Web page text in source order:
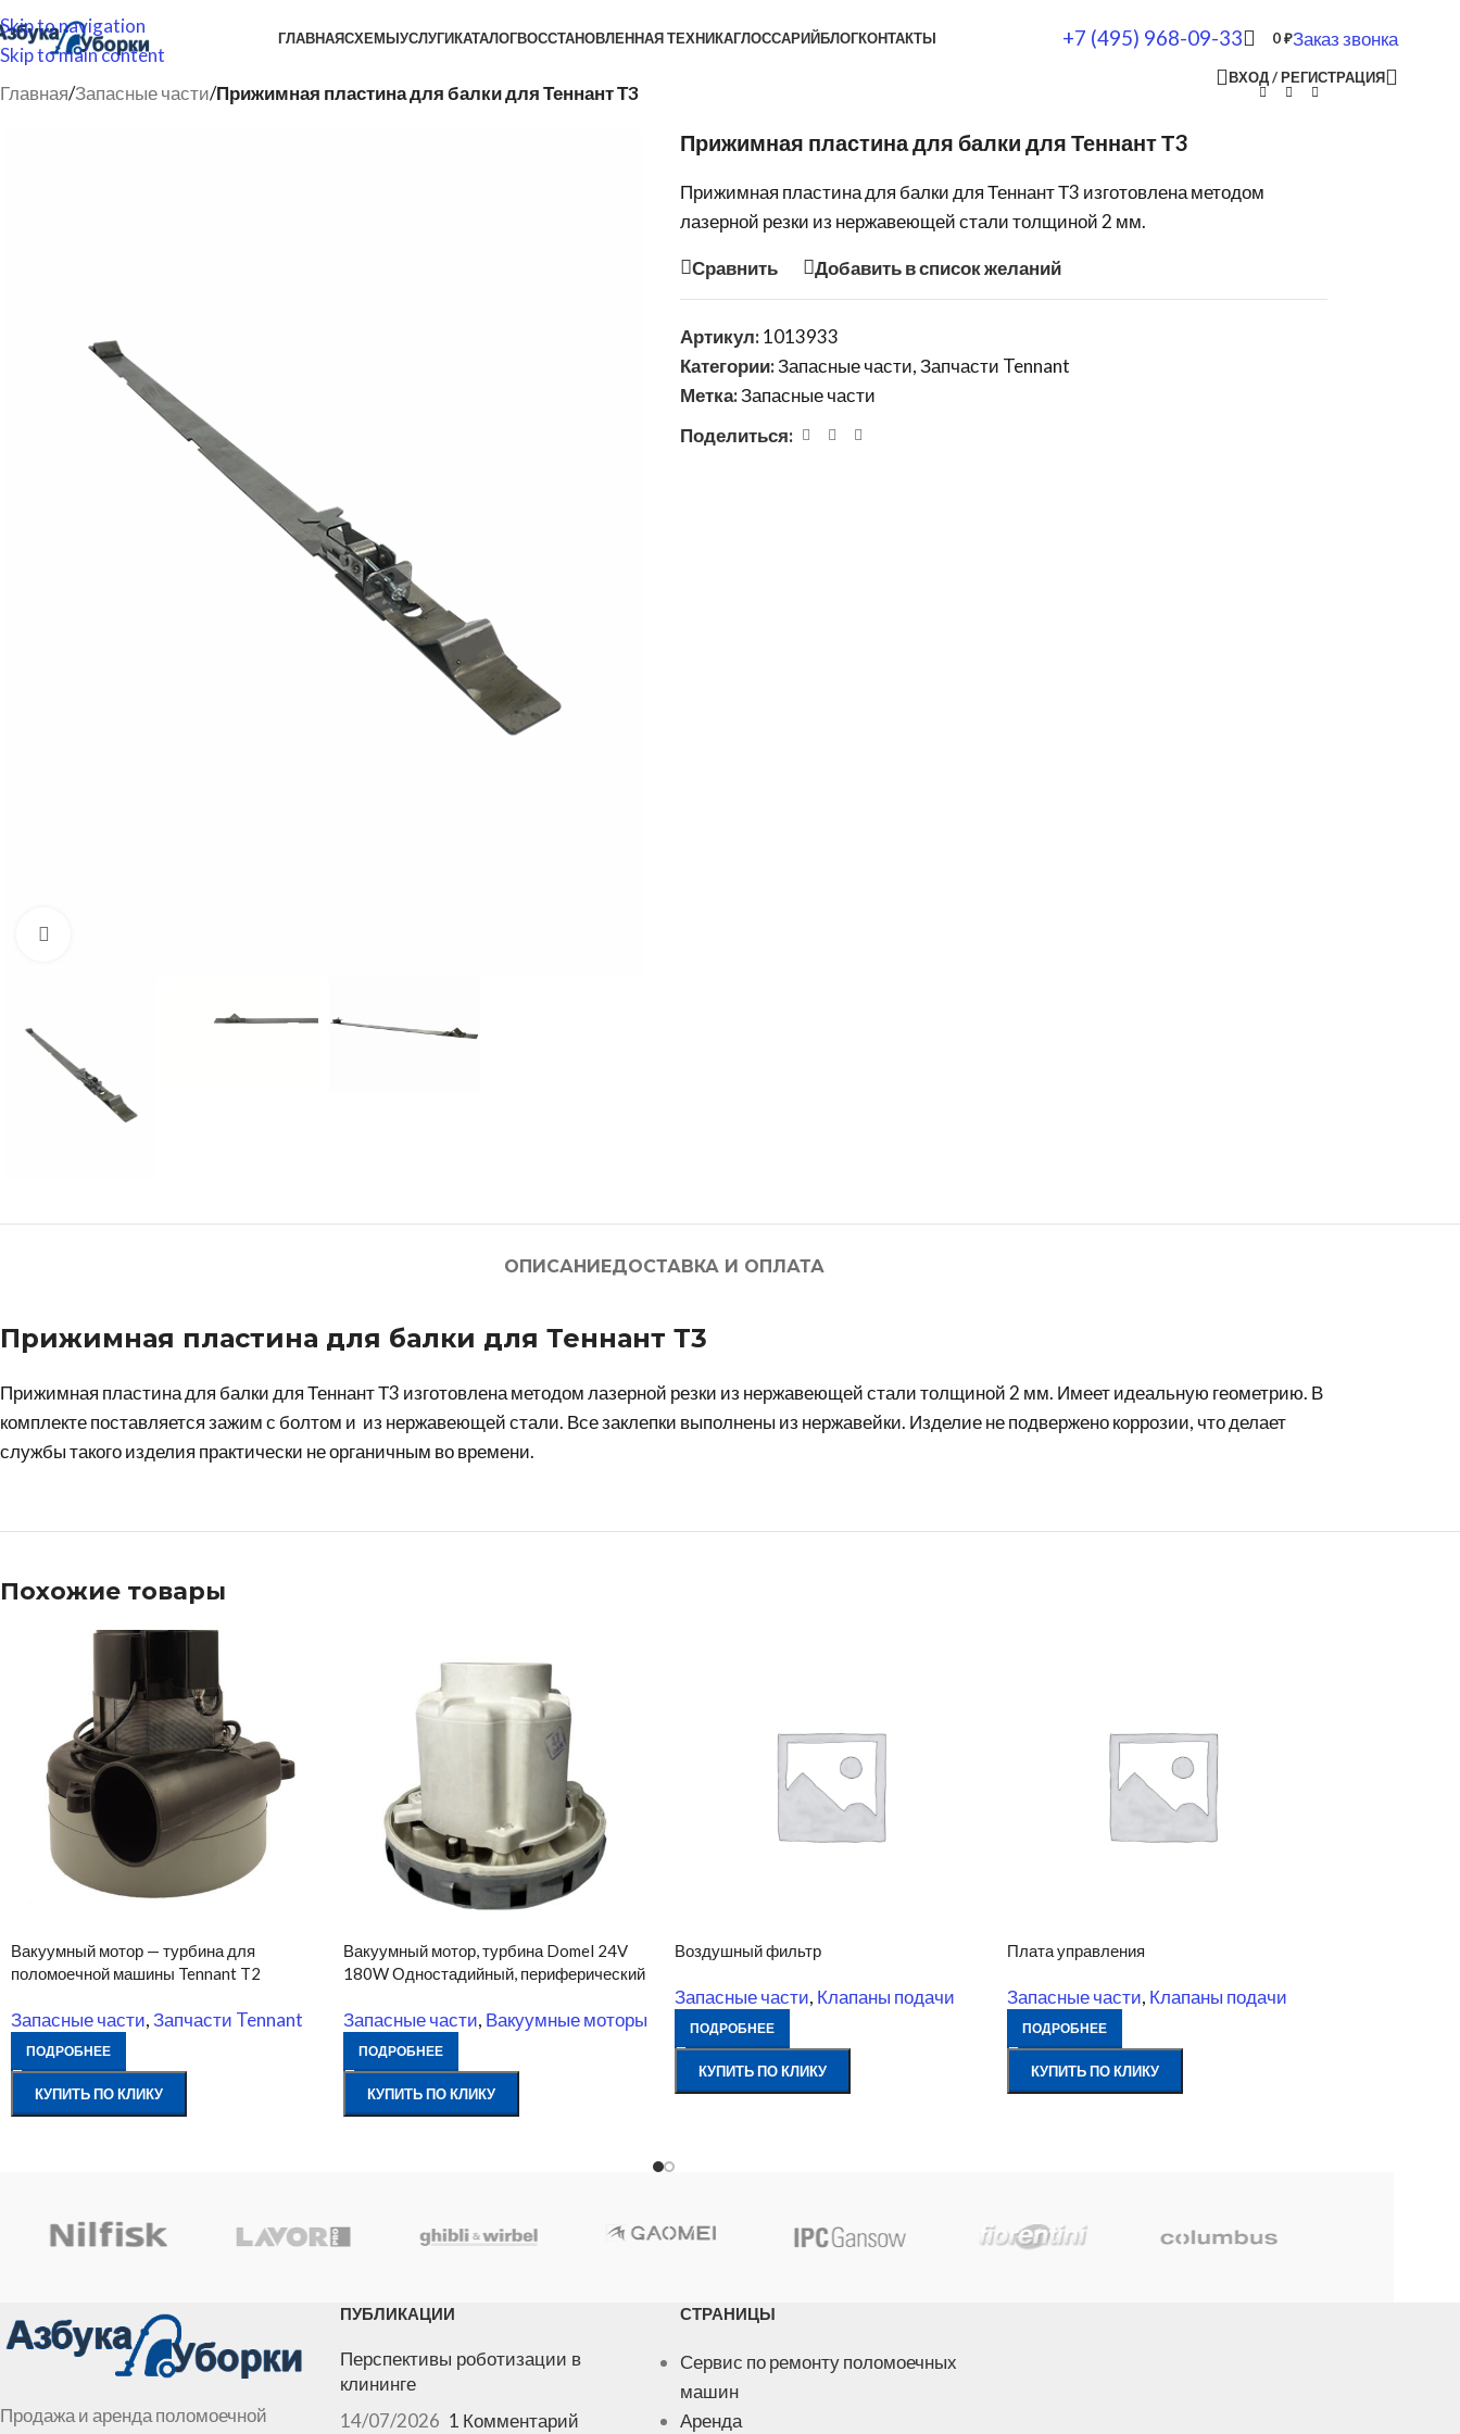
Skip to navigation
Skip to main content
ГЛАВНАЯСХЕМЫУСЛУГИКАТАЛОГВОССТАНОВЛЕННАЯ ТЕХНИКАГЛОССАРИЙБЛОГКОНТАКТЫ +7 (495) 968-09-33 0₽Заказ звонка
ВХОД / РЕГИСТРАЦИЯ
Главная/Запасные части/Прижимная пластина для балки для Теннант Т3
Прижимная пластина для балки для Теннант Т3
Прижимная пластина для балки для Теннант Т3 изготовлена методом
лазерной резки из нержавеющей стали толщиной 2 мм.
Сравнить Добавить в список желаний
Артикул:1013933
Категории:Запасные части,Запчасти Tennant
Метка:Запасные части
Поделиться:
ОПИСАНИЕДОСТАВКА И ОПЛАТА
Прижимная пластина для балки для Теннант Т3
Прижимная пластина для балки для Теннант Т3 изготовлена методом лазерной резки из нержавеющей стали толщиной 2 мм. Имеет идеальную геометрию. В
комплекте поставляется зажим с болтом и из нержавеющей стали. Все заклепки выполнены из нержавейки. Изделие не подвержено коррозии, что делает
службы такого изделия практически не органичным во времени.
Похожие товары
Вакуумный мотор — турбина для
поломоечной машины Tennant T2
Запасные части,Запчасти Tennant
ПОДРОБНЕЕ
КУПИТЬ ПО КЛИКУ
Вакуумный мотор, турбина Domel 24V
180W Одностадийный, периферический
Запасные части, Вакуумные моторы
ПОДРОБНЕЕ
КУПИТЬ ПО КЛИКУ
Воздушный фильтр
Запасные части, Клапаны подачи
ПОДРОБНЕЕ
КУПИТЬ ПО КЛИКУ
Плата управления
Запасные части, Клапаны подачи
ПОДРОБНЕЕ
КУПИТЬ ПО КЛИКУ
Продажа и аренда поломоечной
ПУБЛИКАЦИИ
Перспективы роботизации в
клининге
14/07/2026 1 Комментарий
СТРАНИЦЫ
Сервис по ремонту поломоечных
машин
Аренда